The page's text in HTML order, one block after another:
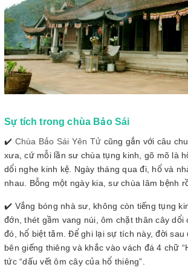
Sự tích trong chùa Bảo Sái
✔️ Chùa Bảo Sái Yên Tử cũng gắn với câu
xưa, cứ mỗi lần sư chùa tụng kinh, gõ mõ là
dổi nghe kinh kệ. Ngày tháng qua đi, hổ và
nhau. Bỗng một ngày kia, sư chùa lâm bệnh
✔️ Vắng bóng nhà sư, không còn tiếng tụng
đớn, thét gầm vang núi, ôm chặt thân cây dổi
đó, hổ biệt tăm. Để ghi lại sự tích này, đời sau
bên giếng thiêng và khắc vào vách đá 4 chữ
tức “dấu vết ôm cây của hổ thiêng”.